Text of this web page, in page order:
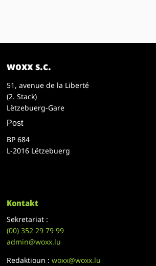
woxx s.c.
51, avenue de la Liberté
(2. Stack)
Lëtzebuerg-Gare
Post
BP 684
L-2016 Lëtzebuerg
Kontakt
Sekretariat :
(00)352 29 79 99
admin@woxx.lu
Redaktioun :woxx@woxx.lu